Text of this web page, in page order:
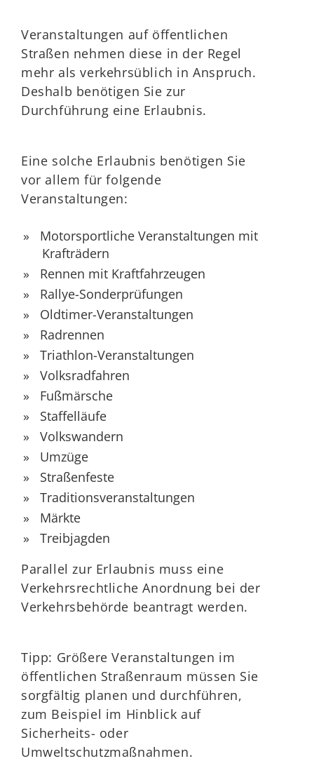
Veranstaltungen auf öffentlichen
Straßen nehmen diese in der Regel
mehr als verkehrsüblich in Anspruch.
Deshalb benötigen Sie zur
Durchführung eine Erlaubnis.
Eine solche Erlaubnis benötigen Sie
vor allem für folgende
Veranstaltungen:
Motorsportliche Veranstaltungen mit
Krafträdern
Rennen mit Kraftfahrzeugen
Rallye-Sonderprüfungen
Oldtimer-Veranstaltungen
Radrennen
Triathlon-Veranstaltungen
Volksradfahren
Fußmärsche
Staffelläufe
Volkswandern
Umzüge
Straßenfeste
Traditionsveranstaltungen
Märkte
Treibjagden
Parallel zur Erlaubnis muss eine
Verkehrsrechtliche Anordnung bei der
Verkehrsbehörde beantragt werden.
Tipp: Größere Veranstaltungen im
öffentlichen Straßenraum müssen Sie
sorgfältig planen und durchführen,
zum Beispiel im Hinblick auf
Sicherheits- oder
Umweltschutzmaßnahmen.